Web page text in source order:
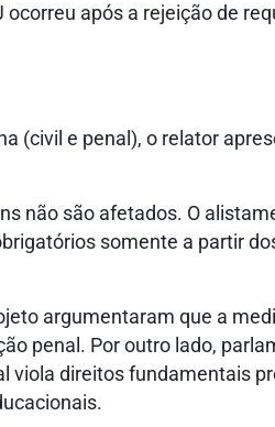
após a rejeição de
(civil e penal), o relator
não são afetados. O
somente a partir
argumentaram que a
penal. Por outro lado,
viola direitos fundamentais